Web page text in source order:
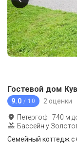
Гостевой дом
9.0 / 10 2 оценки
Петергоф ·740 м
Бассейн у
Семейный коттедж с